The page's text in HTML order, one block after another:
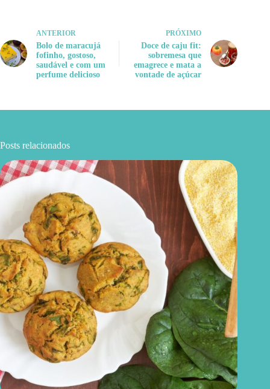
ANTERIOR
Bolo de maracujá
fofinho, gostoso,
saudável e com um
perfume delicioso
PRÓXIMO
Doce de caju fit:
sobremesa que
emagrece e mata a
vontade de açúcar
Posts relacionados